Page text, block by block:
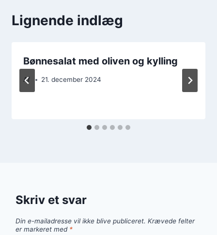
Lignende indlæg
Bønnesalat med oliven og kylling
Af 21. december 2024
Skriv et svar
Din e-mailadresse vil ikke blive publiceret. Krævede felter
er markeret med *